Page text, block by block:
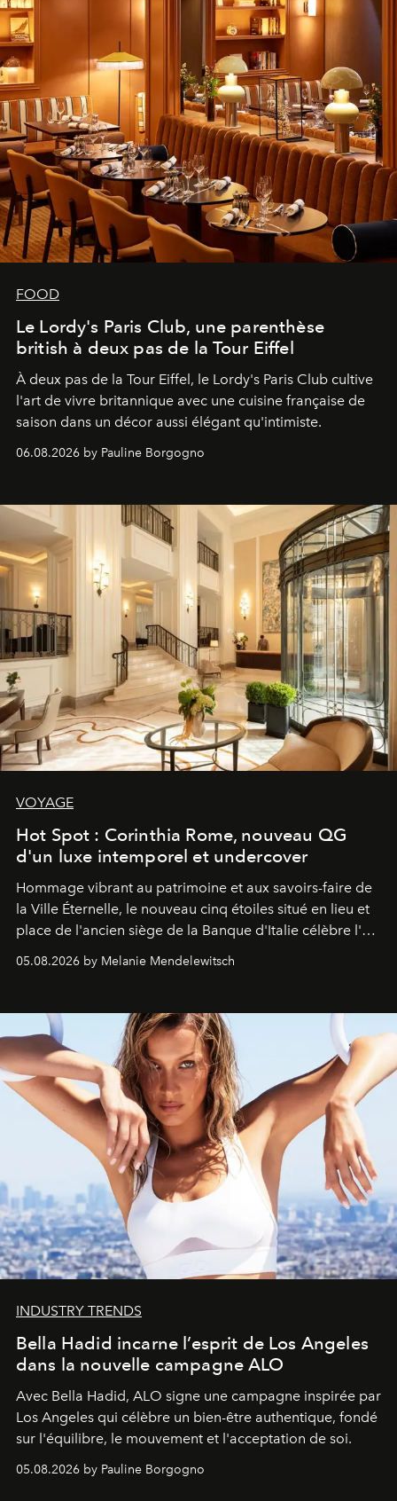
FOOD
Le Lordy's Paris Club, une parenthèse
british à deux pas de la Tour Eiffel
À deux pas de la Tour Eiffel, le Lordy's Paris Club cultive
l'art de vivre britannique avec une cuisine française de
saison dans un décor aussi élégant qu'intimiste.
06.08.2026 by Pauline Borgogno
VOYAGE
Hot Spot : Corinthia Rome, nouveau QG
d'un luxe intemporel et undercover
Hommage vibrant au patrimoine et aux savoirs-faire de
la Ville Éternelle, le nouveau cinq étoiles situé en lieu et
place de l'ancien siège de la Banque d'Italie célèbre l'art
de vivre Romain dans toute son élégance intemporelle.
05.08.2026 by Melanie Mendelewitsch
INDUSTRY TRENDS
Bella Hadid incarne l’esprit de Los Angeles
dans la nouvelle campagne ALO
Avec Bella Hadid, ALO signe une campagne inspirée par
Los Angeles qui célèbre un bien-être authentique, fondé
sur l'équilibre, le mouvement et l'acceptation de soi.
05.08.2026 by Pauline Borgogno